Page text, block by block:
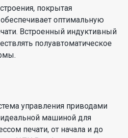
покрытая
оптимальную
Встроенный индуктивный
полуавтоматическое
управления приводами
идеальной машиной для
печати, от начала и до